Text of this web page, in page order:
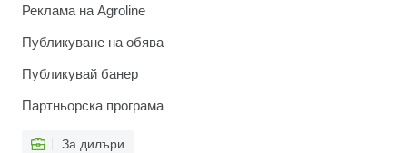
Реклама на Agroline
Публикуване на обява
Публикувай банер
Партньорска програма
За дилъри